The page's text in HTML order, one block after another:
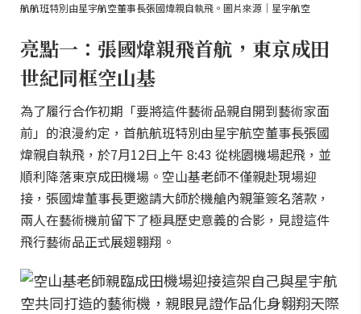
航航班特別由星宇航空董事長張國煒親自執飛。圖片來源｜星宇航空
亮點一：張國煒親飛首航，東京成田
世紀同框空山基
為了履行合作初期「要將這件藝術品親自開到藝術家面
前」的浪漫約定，首航航班特別由星宇航空董事長張國
煒親自執飛，於7月12日上午 8:43 從桃園機場起飛，並
順利降落東京成田機場。空山基老師不僅親赴現場迎
接，張國煒董事長更邀請大師於機艙內親筆簽名落款，
兩人在藝術機前留下了極具歷史意義的合影，見證這件
飛行藝術品正式展翅翱翔。